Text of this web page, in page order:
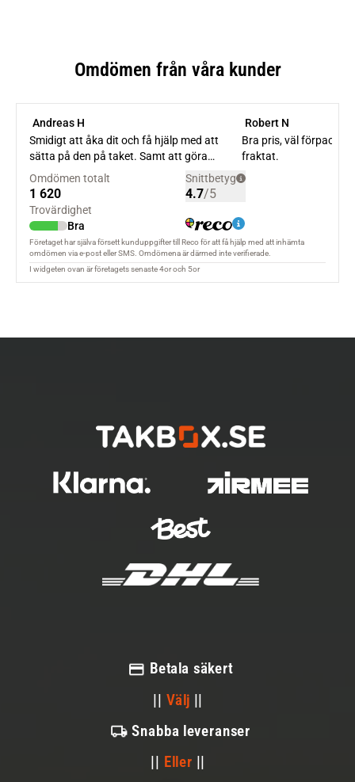
Betala säkert
|| Välj ||
Snabba leveranser
|| Eller ||